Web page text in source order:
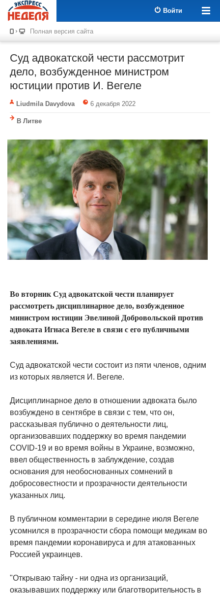
Войти
Полная версия сайта
Суд адвокатской чести рассмотрит
дело, возбужденное министром
юстиции против И. Вегеле
Liudmila Davydova 6 декабря 2022
В Литве
Во вторник Суд адвокатской чести планирует
рассмотреть дисциплинарное дело, возбужденное
министром юстиции Эвелиной Добровольской против
адвоката Игнаса Вегеле в связи с его публичными
заявлениями.
Суд адвокатской чести состоит из пяти членов, одним
из которых является И. Вегеле.
Дисциплинарное дело в отношении адвоката было
возбуждено в сентябре в связи с тем, что он,
рассказывая публично о деятельности лиц,
организовавших поддержку во время пандемии
COVID-19 и во время войны в Украине, возможно,
ввел общественность в заблуждение, создав
основания для необоснованных сомнений в
добросовестности и прозрачности деятельности
указанных лиц.
В публичном комментарии в середине июля Вегеле
усомнился в прозрачности сбора помощи медикам во
время пандемии коронавируса и для атакованных
Россией украинцев.
"Открываю тайну - ни одна из организаций,
оказывавших поддержку или благотворительность в